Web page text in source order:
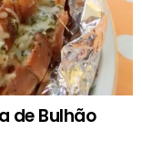
de Bulhão